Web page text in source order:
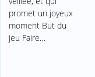
promet un joyeux
moment But du
jeu Faire…